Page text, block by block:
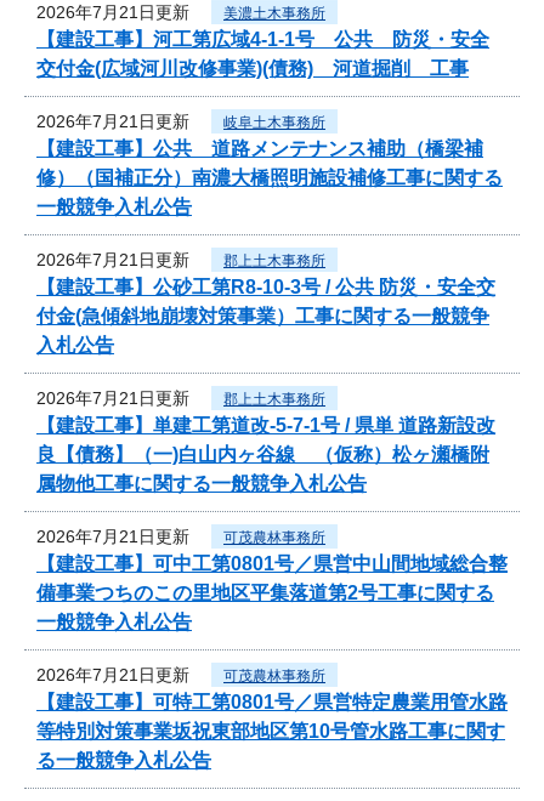
2026年7月21日更新 美濃土木事務所
【建設工事】河工第広域4-1-1号 公共 防災・安全
交付金(広域河川改修事業)(債務) 河道掘削 工事
2026年7月21日更新 岐阜土木事務所
【建設工事】公共 道路メンテナンス補助（橋梁補
修）（国補正分）南濃大橋照明施設補修工事に関する
一般競争入札公告
2026年7月21日更新 郡上土木事務所
【建設工事】公砂工第R8-10-3号 / 公共 防災・安全交
付金(急傾斜地崩壊対策事業）工事に関する一般競争
入札公告
2026年7月21日更新 郡上土木事務所
【建設工事】単建工第道改-5-7-1号 / 県単 道路新設改
良【債務】（一)白山内ヶ谷線 （仮称）松ヶ瀬橋附
属物他工事に関する一般競争入札公告
2026年7月21日更新 可茂農林事務所
【建設工事】可中工第0801号／県営中山間地域総合整
備事業つちのこの里地区平集落道第2号工事に関する
一般競争入札公告
2026年7月21日更新 可茂農林事務所
【建設工事】可特工第0801号／県営特定農業用管水路
等特別対策事業坂祝東部地区第10号管水路工事に関す
る一般競争入札公告